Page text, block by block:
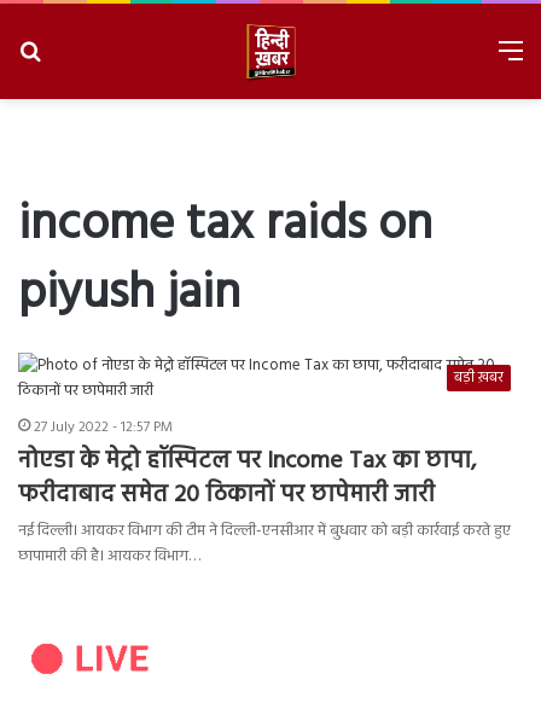
income tax raids on
piyush jain
बड़ी ख़बर
27 July 2022 - 12:57 PM
नोएडा के मेट्रो हॉस्पिटल पर Income Tax का छापा,
फरीदाबाद समेत 20 ठिकानों पर छापेमारी जारी
नई दिल्ली। आयकर विभाग की टीम ने दिल्ली-एनसीआर में बुधवार को बड़ी कार्रवाई करते हुए
छापामारी की है। आयकर विभाग…